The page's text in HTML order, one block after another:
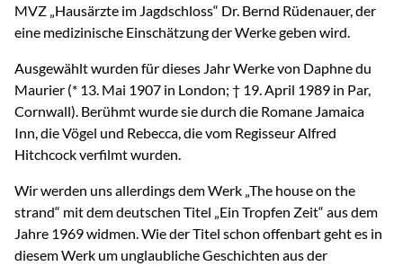
MVZ „Hausärzte im Jagdschloss“ Dr. Bernd Rüdenauer, der
eine medizinische Einschätzung der Werke geben wird.
Ausgewählt wurden für dieses Jahr Werke von Daphne du
Maurier (* 13. Mai 1907 in London; † 19. April 1989 in Par,
Cornwall). Berühmt wurde sie durch die Romane Jamaica
Inn, die Vögel und Rebecca, die vom Regisseur Alfred
Hitchcock verfilmt wurden.
Wir werden uns allerdings dem Werk „The house on the
strand“ mit dem deutschen Titel „Ein Tropfen Zeit“ aus dem
Jahre 1969 widmen. Wie der Titel schon offenbart geht es in
diesem Werk um unglaubliche Geschichten aus der